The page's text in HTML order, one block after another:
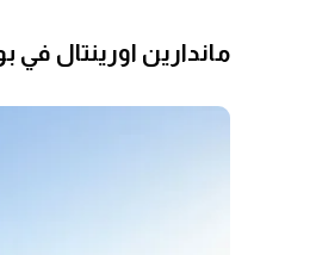
ماندارين اورينتال في